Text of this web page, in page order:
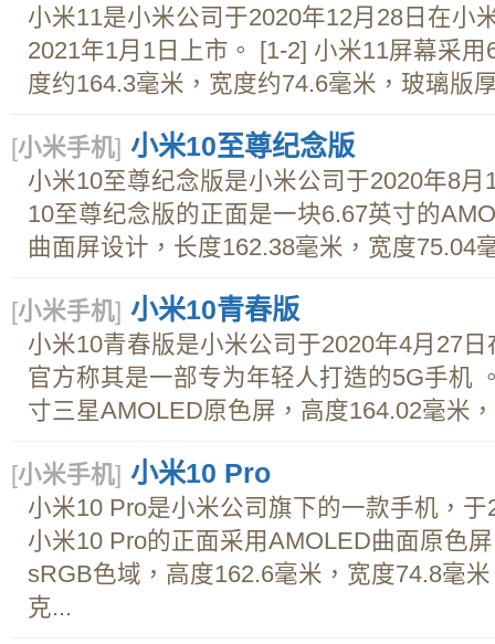
小米11是小米公司于2020年12月28日在小
2021年1月1日上市。 [1-2] 小米11屏幕采
度约164.3毫米，宽度约74.6毫米，玻璃版
[小米手机] 小米10至尊纪念版
小米10至尊纪念版是小米公司于2020年8
10至尊纪念版的正面是一块6.67英寸的
曲面屏设计，长度162.38毫米，宽度75.04
[小米手机] 小米10青春版
小米10青春版是小米公司于2020年4月27
官方称其是一部专为年轻人打造的5G手机
寸三星AMOLED原色屏，高度164.02毫米
[小米手机] 小米10 Pro
小米10 Pro是小米公司旗下的一款手机，
小米10 Pro的正面采用AMOLED曲面原色
sRGB色域，高度162.6毫米，宽度74.8毫
克...